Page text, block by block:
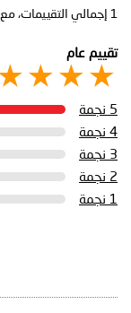
1 إجمالي التقييمات، مع
تقييم عام
5 نجمة
4 نجمة
3 نجمة
2 نجمة
1 نجمة